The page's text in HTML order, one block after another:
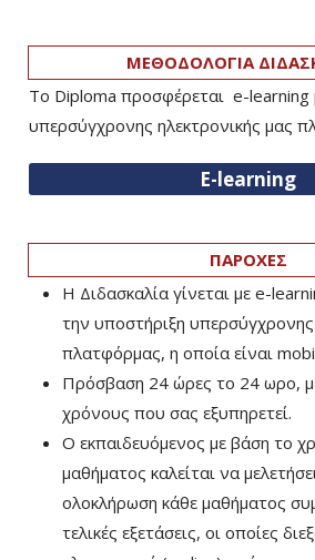
ΜΕΘΟΔΟΛΟΓΙΑ
Το Diploma προσφέρεται e-learning
υπερσύγχρονης ηλεκτρονικής μας
E-learning
ΠΑΡΟΧΕΣ
Η Διδασκαλία γίνεται με e-
την υποστήριξη υπερσύγχρονης
πλατφόρμας, η οποία είναι
Πρόσβαση 24 ώρες το 24 ωρο,
χρόνους που σας εξυπηρετεί.
Ο εκπαιδευόμενος με βάση το
μαθήματος καλείται να
ολοκλήρωση κάθε μαθήματος
τελικές εξετάσεις, οι οποίες